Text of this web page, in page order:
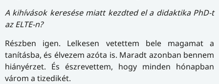
A kihívások keresése miatt kezdted el a didaktika PhD-t
az ELTE-n?
Részben igen. Lelkesen vetettem bele magamat a
tanításba, és élvezem azóta is. Maradt azonban bennem
hiányérzet. És észrevettem, hogy minden hónapban
várom a tizedikét.